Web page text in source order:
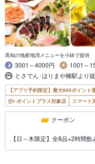
高知の地産地消メニューを小鉢で提供
3001～4000円
1001～
とさでん･はりまや橋駅より
【アプリ予約限定】最大800ポイント
ポイントプラス対象店
スマート
クーポン
【日～木限定】全8品+2時間